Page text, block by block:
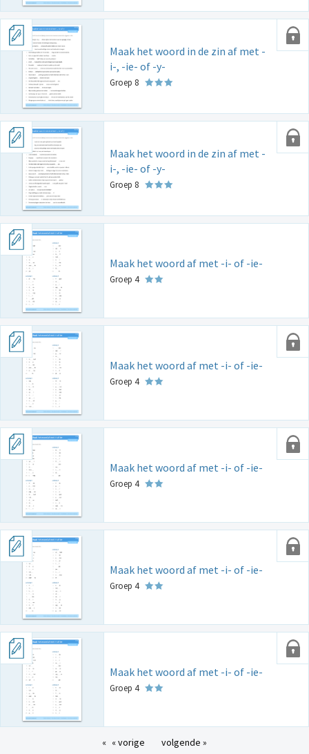
Maak het woord in de zin af met -
i-, -ie- of -y-
Groep 8
Maak het woord in de zin af met -
i-, -ie- of -y-
Groep 8
Maak het woord af met -i- of -ie-
Groep 4
Maak het woord af met -i- of -ie-
Groep 4
Maak het woord af met -i- of -ie-
Groep 4
Maak het woord af met -i- of -ie-
Groep 4
Maak het woord af met -i- of -ie-
Groep 4
« vorige volgende »